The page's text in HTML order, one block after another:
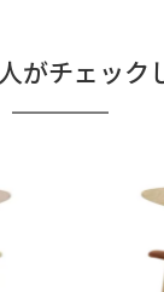
がチェック